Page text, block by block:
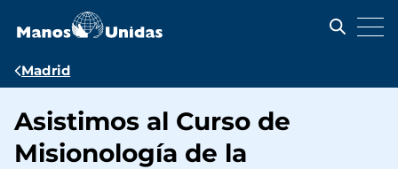
contenido
Ruta
navegación
Madrid
Asistimos al Curso de
Misionología de la